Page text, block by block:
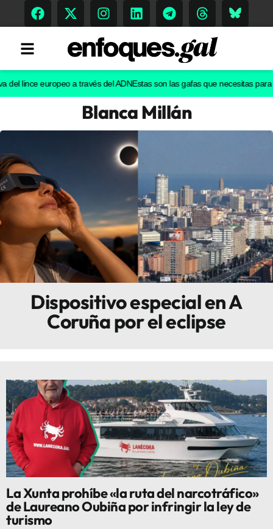
Gastronomía
Escenarios
Sostenibilidad
Innova
europeo a través del ADNEstas son las gafas que necesitas para ver
Blanca Millán
Dispositivo especial en A
Coruña por el eclipse
La Xunta prohíbe «la ruta del narcotráfico»
de Laureano Oubiña por infringir la ley de
turismo